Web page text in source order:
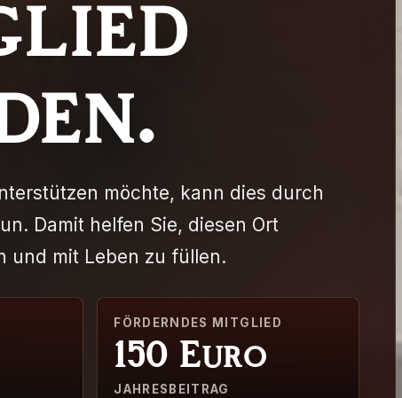
möchte, kann dies durch
Damit helfen Sie, diesen Ort
und mit Leben zu füllen.
FÖRDERNDES MITGLIED
150 Euro
JAHRESBEITRAG